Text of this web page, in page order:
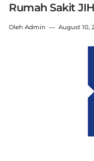
Rumah Sakit
Oleh Admin August 10,